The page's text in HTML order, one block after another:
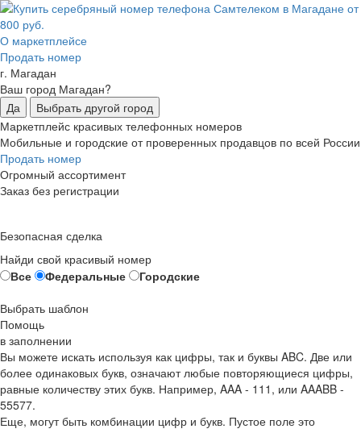
О маркетплейсе
Продать номер
г. Магадан
Ваш город Магадан?
Да
Выбрать другой город
Маркетплейс красивых телефонных номеров
Мобильные и городские от проверенных продавцов по всей России
Продать номер
Огромный ассортимент
Заказ без регистрации
Безопасная сделка
Найди свой красивый номер
Все
Федеральные
Городские
Выбрать шаблон
Помощь
в заполнении
Вы можете искать используя как цифры, так и буквы ABC. Две или
более одинаковых букв, означают любые повторяющиеся цифры,
равные количеству этих букв. Например, AAA - 111 , или AAABB -
55577.
Еще, могут быть комбинации цифр и букв. Пустое поле это